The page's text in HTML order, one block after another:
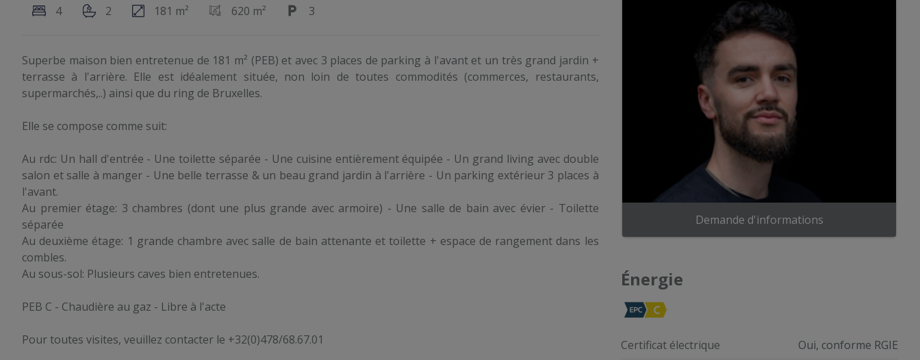
4 2 181 m² 620 m² 3
Superbe maison bien entretenue de 181 m² (PEB) et avec 3 places de parking à l'avant et un très grand jardin +
terrasse à l'arrière. Elle est idéalement située, non loin de toutes commodités (commerces, restaurants,
supermarchés,..) ainsi que du ring de Bruxelles.
Elle se compose comme suit:
Au rdc: Un hall d'entrée - Une toilette séparée - Une cuisine entièrement équipée - Un grand living avec double
salon et salle à manger - Une belle terrasse & un beau grand jardin à l'arrière - Un parking extérieur 3 places à
l'avant.
Au premier étage: 3 chambres (dont une plus grande avec armoire) - Une salle de bain avec évier - Toilette
séparée
Au deuxième étage: 1 grande chambre avec salle de bain attenante et toilette + espace de rangement dans les
combles.
Au sous-sol: Plusieurs caves bien entretenues.
PEB C - Chaudière au gaz - Libre à l'acte
Pour toutes visites, veuillez contacter le +32(0)478/68.67.01
Demande d'informations
Énergie
Certificat électrique Oui, conforme RGIE